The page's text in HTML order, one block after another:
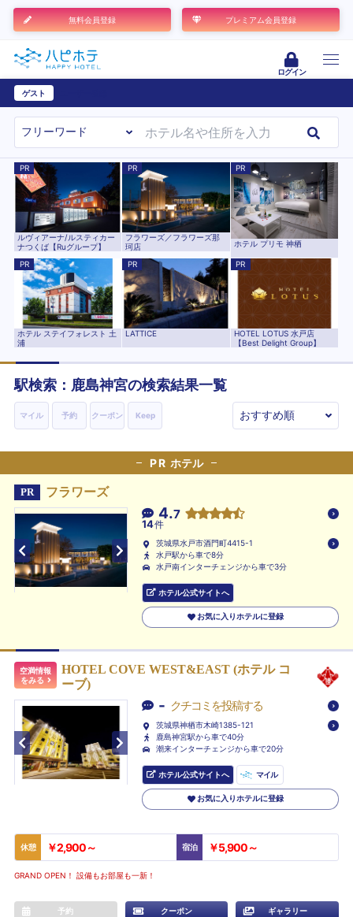
無料会員登録 プレミアム会員登録
ログイン
ゲスト
PR
ルヴィアーナ/ルスティカー
ナつくば【Ruグループ】
PR
フラワーズ／フラワーズ那
珂店
PR
ホテル プリモ 神栖
PR
ホテル ステイフォレスト 土
浦
PR
LATTICE
PR
HOTEL LOTUS 水戸店
【Best Delight Group】
駅検索： 鹿島神宮の検索結果一覧
マイル 予約 クーポン Keep
PR ホテル
PR フラワーズ
4.7
14件
茨城県水戸市酒門町4415-1
水戸駅から車で8分
水戸南インターチェンジから車で3分
ホテル公式サイトへ
お気に入りホテルに登録
空満情報
をみる
HOTEL COVE WEST&EAST (ホテル コ
ーブ)
- クチコミを投稿する
茨城県神栖市木崎1385-121
鹿島神宮駅から車で40分
潮来インターチェンジから車で20分
ホテル公式サイトへ マイル
お気に入りホテルに登録
休憩 ￥2,900～ 宿泊 ￥5,900～
GRAND OPEN！ 設備もお部屋も一新！
予約 クーポン ギャラリー